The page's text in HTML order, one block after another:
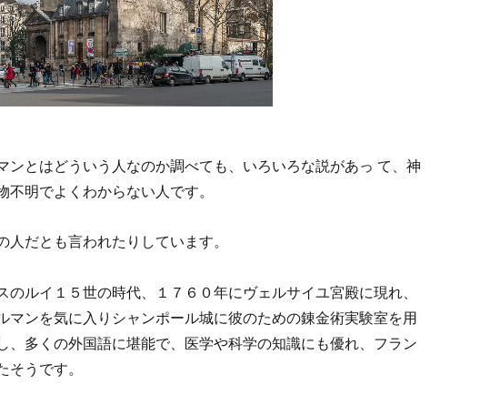
ンとはどういう人なのか調べても、いろいろな説があっ て、神
不明でよくわからない人です。
人だとも言われたりしています。
のルイ１５世の時代、１７６０年にヴェルサイユ宮殿に現れ、
マンを気に入りシャンポール城に彼のための錬金術実験室を用
、多くの外国語に堪能で、医学や科学の知識にも優れ、フラン
そうです。